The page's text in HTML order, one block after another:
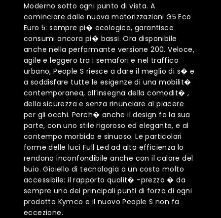
Moderno sotto ogni punto di vista. A
cominciare dalle nuova motorizzazioni G5 Eco
Euro 5: sempre pi� ecologica, garantisce
consumi ancora pi� bassi. Ora disponibile
anche nella performante versione 200. Veloce,
agile e leggero tra i semafori e nel traffico
urbano, People S riesce a dare il meglio di s� e
a soddisfare tutte le esigenze di una mobilit�
contemporanea, all’insegna della comodit� ,
della sicurezza e senza rinunciare al piacere
per gli occhi. Perch� anche il design fa la sua
parte, con uno stile rigoroso ed elegante, e al
contempo morbido e sinuoso. Le particolari
forme delle luci Full Led ad alta efficienza lo
rendono inconfondibile anche con il calare del
buio. Gioiello di tecnologia a un costo molto
accessibile: il rapporto qualit� -prezzo � da
sempre uno dei principali punti di forza di ogni
prodotto Kymco e il nuovo People S non fa
eccezione.